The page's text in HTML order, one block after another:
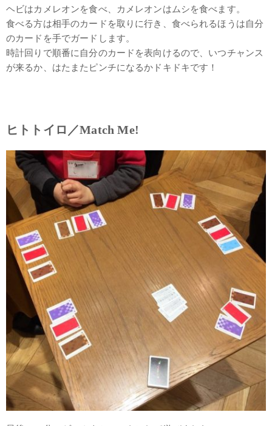
ヘビはカメレオンを食べ、カメレオンはムシを食べます。
食べる方は相手のカードを取りに行き、食べられるほうは自分
のカードを手でガードします。
時計回りで順番に自分のカードを表向けるので、いつチャンス
が来るか、はたまたピンチになるかドキドキです！
ヒトトイロ／Match Me!